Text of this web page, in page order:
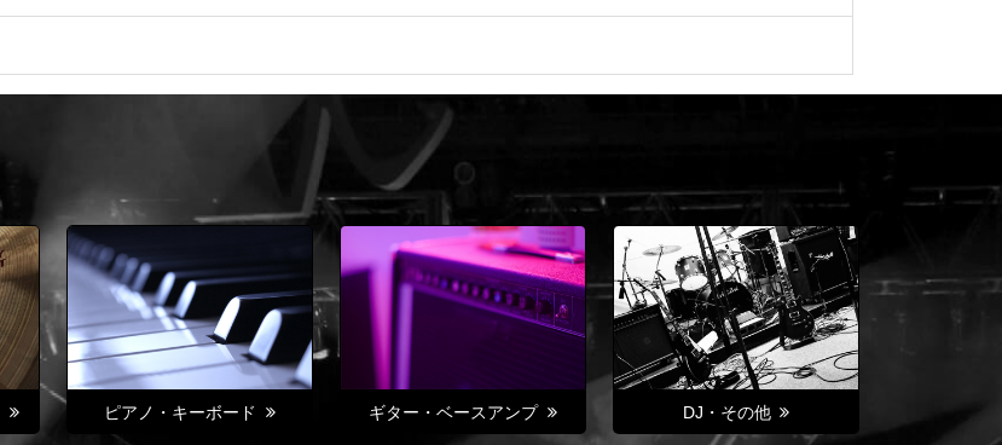
ピアノ・キーボード ギター・ベースアンプ DJ・その他